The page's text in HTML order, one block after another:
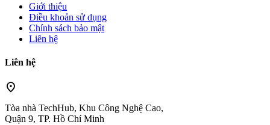
Giới thiệu
Điều khoản sử dụng
Chính sách bảo mật
Liên hệ
Liên hệ
location_on
Tòa nhà TechHub, Khu Công Nghệ Cao,
Quận 9, TP. Hồ Chí Minh